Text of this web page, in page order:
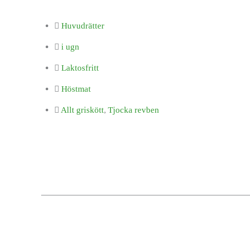
Huvudrätter
i ugn
Laktosfritt
Höstmat
Allt griskött, Tjocka revben